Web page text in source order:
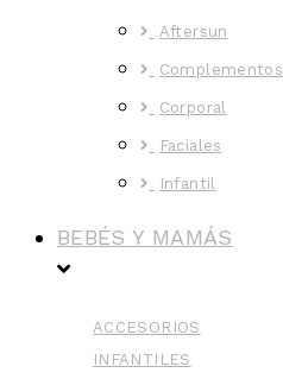
Aftersun
Complementos
Corporal
Faciales
Infantil
BEBÉS Y MAMÁS
ACCESORIOS
INFANTILES